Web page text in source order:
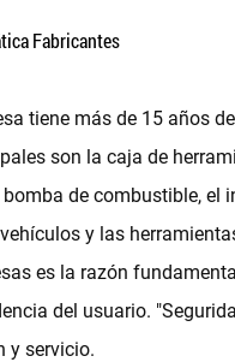
Fabricantes
tiene más de 15 años
son la caja de
de combustible, el
y las
es la razón
del usuario.
y servicio.